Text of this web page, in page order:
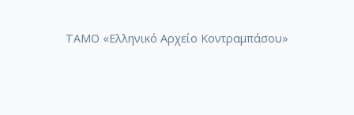
ΤΑΜΟ «Ελληνικό Αρχείο Κοντραμπάσου»